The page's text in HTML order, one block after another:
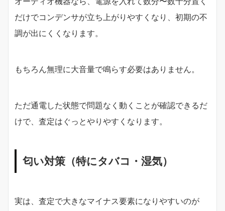
だけでコンデンサが立ち上がりやすくなり、初期の不
調が出にくくなります。
もちろん無理に大音量で鳴らす必要はありません。
ただ通電した状態で問題なく動くことが確認できるだ
けで、査定はぐっとやりやすくなります。
匂い対策（特にタバコ・湿気）
実は、査定で大きなマイナス要素になりやすいのが